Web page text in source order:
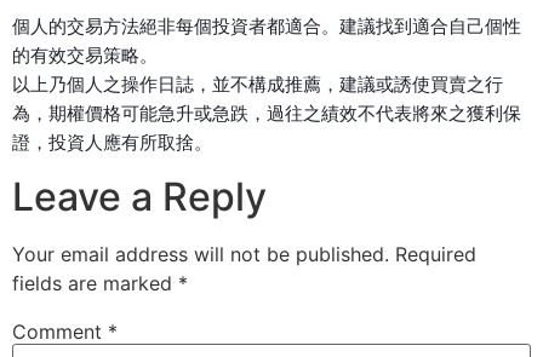
個人的交易方法絕非每個投資者都適合。建議找到適合自己個性
的有效交易策略。
以上乃個人之操作日誌，並不構成推薦，建議或誘使買賣之行
為，期權價格可能急升或急跌，過往之績效不代表將來之獲利保
證，投資人應有所取捨。
Leave a Reply
Your email address will not be published. Required
fields are marked *
Comment *